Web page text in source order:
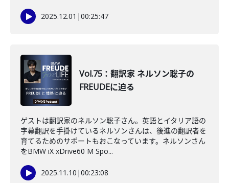
2025.12.01 |00:25:47
Vol.75：翻訳家 ネルソン聡子の
FREUDEに迫る
ゲストは翻訳家のネルソン聡子さん。英語とイタリア語の
字幕翻訳を手掛けているネルソンさんは、後進の翻訳者を
育てるためのサポートもおこなっています。ネルソンさん
をBMW iX xDrive60 M Spo...
2025.11.10 |00:23:08